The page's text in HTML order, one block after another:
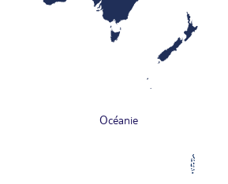
Océanie